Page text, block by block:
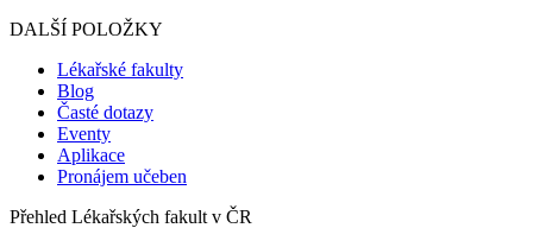
DALŠÍ POLOŽKY
Lékařské fakulty
Blog
Časté dotazy
Eventy
Aplikace
Pronájem učeben
Přehled Lékařských fakult v ČR